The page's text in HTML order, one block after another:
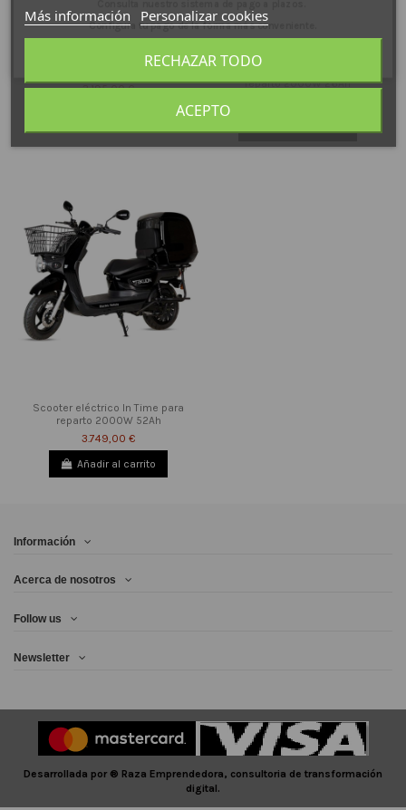
3.195,00 €
reparto 2000W 26Ah
Scooter eléctrico In Time para
reparto 2000W 52Ah
3.749,00 €
Añadir al carrito
Información
Acerca de nosotros
Más información
Personalizar cookies
RECHAZAR TODO
ACEPTO
Follow us
Newsletter
Desarrollada por ®️ Raza Emprendedora, consultoria de transformación
digital.
Configura tu pago de la forma más conveniente.